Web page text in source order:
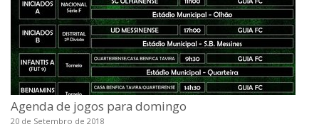
Agenda de jogos para domingo
20 de Setembro de 2018